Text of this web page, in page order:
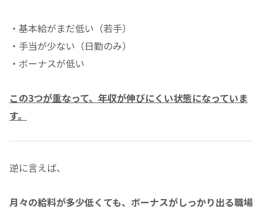
・基本給がまだ低い（若手）
・手当が少ない（日勤のみ）
・ボーナスが低い
この3つが重なって、年収が伸びにくい状態になっていま
す。
逆に言えば、
月々の給料が多少低くても、ボーナスがしっかり出る職場